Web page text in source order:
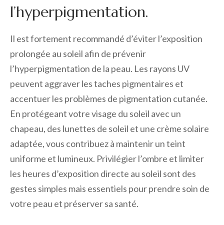
l’hyperpigmentation.
Il est fortement recommandé d’éviter l’exposition
prolongée au soleil afin de prévenir
l’hyperpigmentation de la peau. Les rayons UV
peuvent aggraver les taches pigmentaires et
accentuer les problèmes de pigmentation cutanée.
En protégeant votre visage du soleil avec un
chapeau, des lunettes de soleil et une crème solaire
adaptée, vous contribuez à maintenir un teint
uniforme et lumineux. Privilégier l’ombre et limiter
les heures d’exposition directe au soleil sont des
gestes simples mais essentiels pour prendre soin de
votre peau et préserver sa santé.